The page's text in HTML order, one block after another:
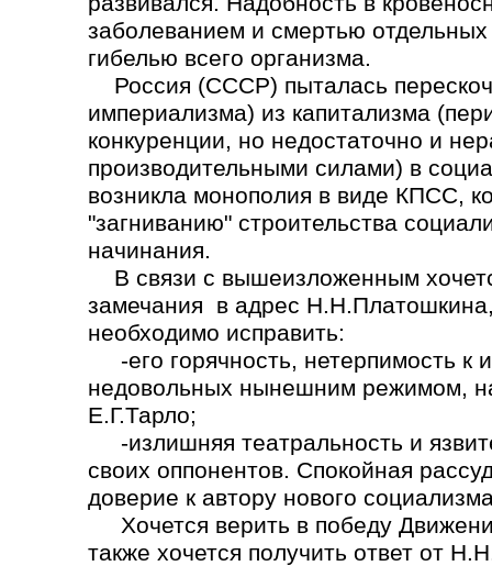
заболеванием и смертью отдельных
гибелью всего организма.
Россия (СССР) пыталась
империализма) из капитализма
конкуренции, но недостаточно и
производительными силами) в
возникла монополия в виде КПСС,
"загниванию" строительства
начинания.
В связи с вышеизложенным
замечания в адрес
необходимо исправить:
-его горячность, нетерпимость
недовольных нынешним режимом,
Е.Г.Тарло;
-излишняя театральность и
своих оппонентов. Спокойная
доверие к автору нового
Хочется верить в победу
также хочется получить ответ от